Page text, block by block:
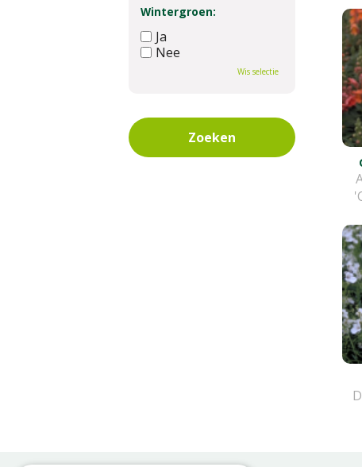
Wintergroen:
Ja
Nee
Wis selectie